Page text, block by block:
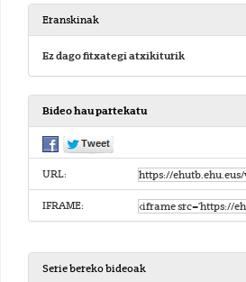
Eranskinak
Ez dago fitxategi atxikiturik
Bideo hau partekatu
URL:
IFRAME:
Serie bereko bideoak